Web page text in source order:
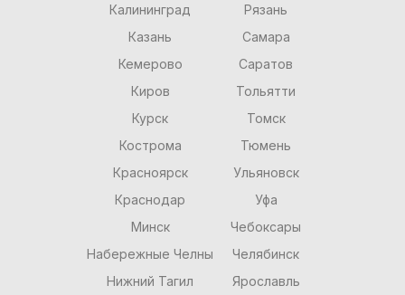
Калининград
Казань
Кемерово
Киров
Курск
Кострома
Красноярск
Краснодар
Минск
Набережные Челны
Нижний Тагил
Рязань
Самара
Саратов
Тольятти
Томск
Тюмень
Ульяновск
Уфа
Чебоксары
Челябинск
Ярославль